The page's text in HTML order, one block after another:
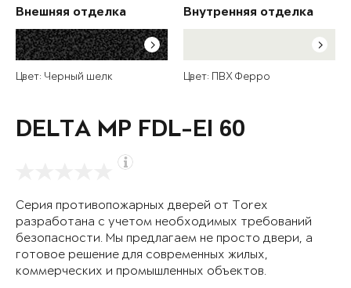
Внешняя отделка
Цвет: Черный шелк
Внутренняя отделка
Цвет: ПВХ Ферро
DELTA MP FDL-EI 60
Серия противопожарных дверей от Torex
разработана с учетом необходимых требований
безопасности. Мы предлагаем не просто двери, а
готовое решение для современных жилых,
коммерческих и промышленных объектов.